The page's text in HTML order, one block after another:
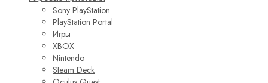
Sony PlayStation
PlayStation Portal
Игры
XBOX
Nintendo
Steam Deck